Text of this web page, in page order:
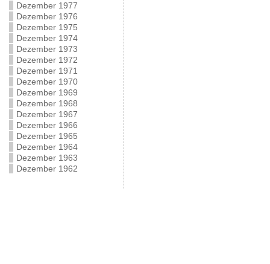
Dezember 1977
Dezember 1976
Dezember 1975
Dezember 1974
Dezember 1973
Dezember 1972
Dezember 1971
Dezember 1970
Dezember 1969
Dezember 1968
Dezember 1967
Dezember 1966
Dezember 1965
Dezember 1964
Dezember 1963
Dezember 1962